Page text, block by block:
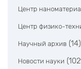
Центр
Центр физико-
Научный архив (14)
Новости науки